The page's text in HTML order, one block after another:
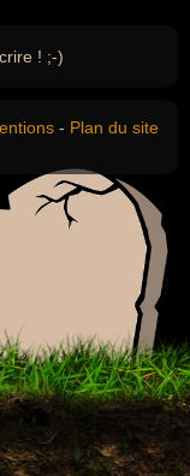
! ;-)
- Plan du site